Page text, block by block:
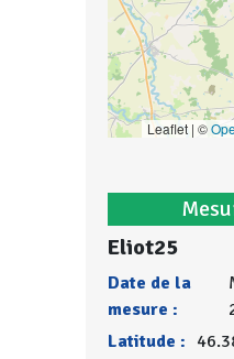
Leaflet | ©
Eliot25
Date de la
mesure :
Latitude :